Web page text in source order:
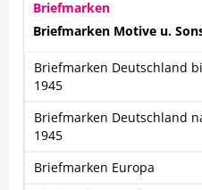
Briefmarken
Briefmarken Motive u.
Briefmarken Deutschland
1945
Briefmarken Deutschland
1945
Briefmarken Europa